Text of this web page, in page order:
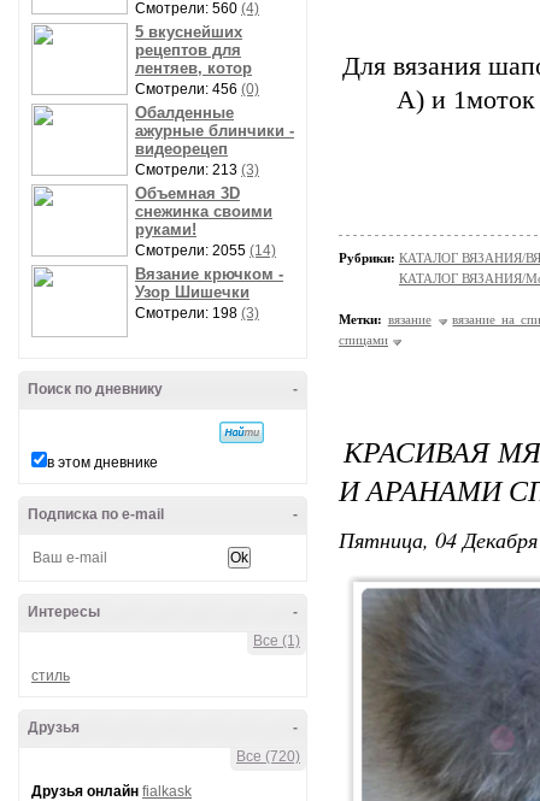
Смотрели: 560 (4)
5 вкуснейших
рецептов для
лентяев, котор
Смотрели: 456 (0)
Обалденные
ажурные блинчики -
видеорецеп
Смотрели: 213 (3)
Объемная 3D
снежинка своими
руками!
Смотрели: 2055 (14)
Вязание крючком -
Узор Шишечки
Смотрели: 198 (3)
-
Поиск по дневнику
в этом дневнике
-
Подписка по e-mail
-
Интересы
Все (1)
стиль
-
Друзья
Все (720)
Друзья онлайн fialkask
Для вязания
А) и
Рубрики: КАТАЛОГ ВЯЗАНИЯ/
КАТАЛОГ ВЯЗАНИЯ/
Метки: вязание
вязание на
спицами
КРАСИВАЯ
И АРАНАМИ
Пятница, 04